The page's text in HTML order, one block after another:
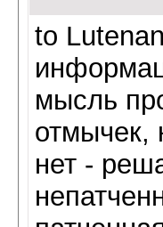
to
мысль
отмычек,
нет -